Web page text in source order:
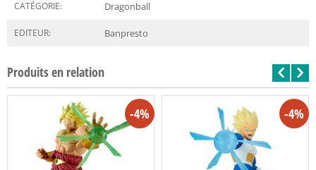
CATÉGORIE: Dragonball
EDITEUR: Banpresto
Produits en relation
-4% -4%